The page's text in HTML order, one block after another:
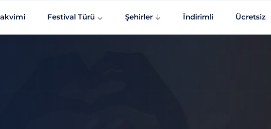
Festival Türü Şehirler İndirimli Ücretsiz